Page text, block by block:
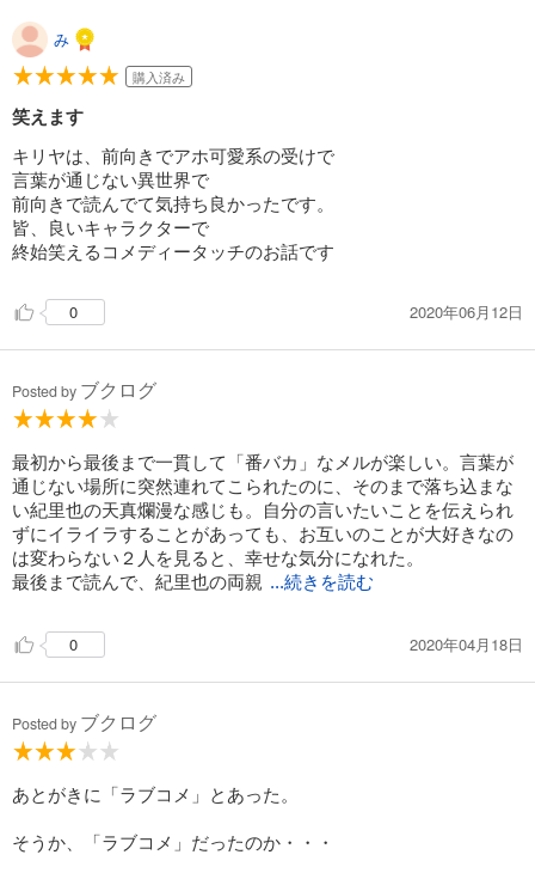
み
購入済み
笑えます
キリヤは、前向きでアホ可愛系の受けで
言葉が通じない異世界で
前向きで読んでて気持ち良かったです。
皆、良いキャラクターで
終始笑えるコメディータッチのお話です
0 2020年06月12日
Posted by ブクログ
最初から最後まで一貫して「番バカ」なメルが楽しい。言葉が
通じない場所に突然連れてこられたのに、そのまで落ち込まな
い紀里也の天真爛漫な感じも。自分の言いたいことを伝えられ
ずにイライラすることがあっても、お互いのことが大好きなの
は変わらない２人を見ると、幸せな気分になれた。
最後まで読んで、紀里也の両親 ...続きを読む
0 2020年04月18日
Posted by ブクログ
あとがきに「ラブコメ」とあった。
そうか、「ラブコメ」だったのか・・・